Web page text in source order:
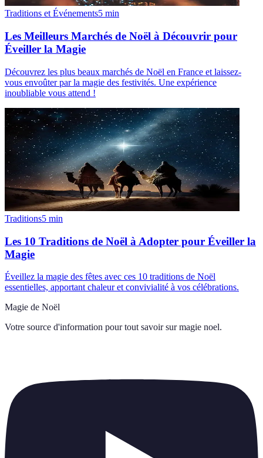
Traditions et Événements5 min
Les Meilleurs Marchés de Noël à Découvrir pour
Éveiller la Magie
Découvrez les plus beaux marchés de Noël en France et laissez-
vous envoûter par la magie des festivités. Une expérience
inoubliable vous attend !
Traditions5 min
Les 10 Traditions de Noël à Adopter pour Éveiller la
Magie
Éveillez la magie des fêtes avec ces 10 traditions de Noël
essentielles, apportant chaleur et convivialité à vos célébrations.
Magie de Noël
Votre source d'information pour tout savoir sur magie noel.